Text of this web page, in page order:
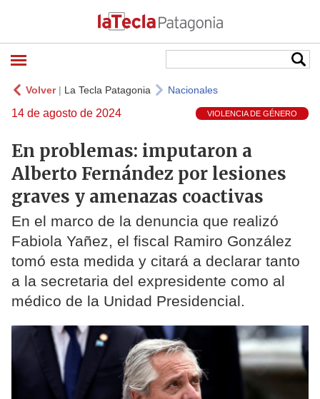
Volver| La Tecla Patagonia Nacionales
14 de agosto de 2024 VIOLENCIA DE GÉNERO
En problemas: imputaron a
Alberto Fernández por lesiones
graves y amenazas coactivas
En el marco de la denuncia que realizó
Fabiola Yañez, el fiscal Ramiro González
tomó esta medida y citará a declarar tanto
a la secretaria del expresidente como al
médico de la Unidad Presidencial.